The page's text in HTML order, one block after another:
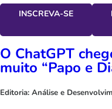
INSCREVA-SE
O ChatGPT
muito “Papo e
Editoria: Análise e